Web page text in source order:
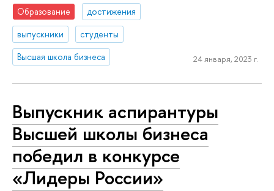
Образование
достижения
выпускники
студенты
Высшая школа бизнеса
24 января, 2023 г.
Выпускник аспирантуры
Высшей школы бизнеса
победил в конкурсе
«Лидеры России»